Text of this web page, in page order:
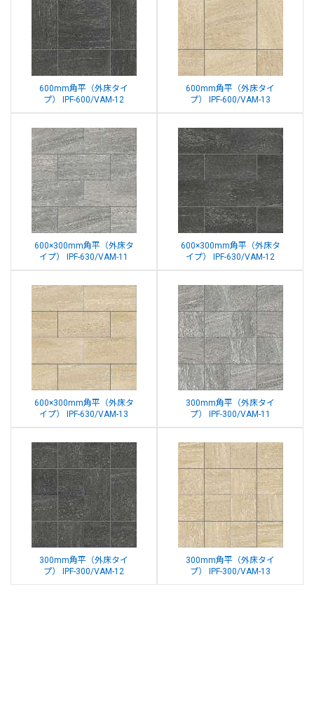
600mm角平（外床タイ
プ） IPF-600/VAM-12
600mm角平（外床タイ
プ） IPF-600/VAM-13
600×300mm角平（外床タ
イプ） IPF-630/VAM-11
600×300mm角平（外床タ
イプ） IPF-630/VAM-12
600×300mm角平（外床タ
イプ） IPF-630/VAM-13
300mm角平（外床タイ
プ） IPF-300/VAM-11
300mm角平（外床タイ
プ） IPF-300/VAM-12
300mm角平（外床タイ
プ） IPF-300/VAM-13